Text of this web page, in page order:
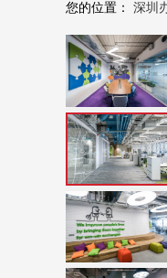
您的位置： 深圳